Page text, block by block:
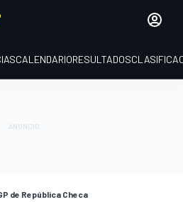
CALENDARIORESULTADOS
de República Checa